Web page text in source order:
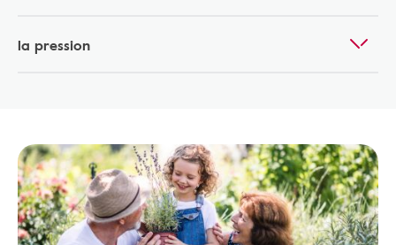
la pression